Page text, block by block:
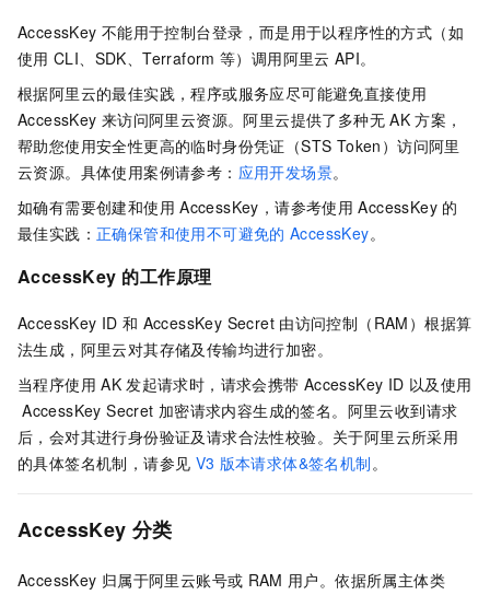
AccessKey 不能用于控制台登录，而是用于以程序性的方式（如
使用 CLI、SDK、Terraform 等）调用阿里云 API。
根据阿里云的最佳实践，程序或服务应尽可能避免直接使用
AccessKey 来访问阿里云资源。阿里云提供了多种无 AK 方案，
帮助您使用安全性更高的临时身份凭证（STS Token）访问阿里
云资源。具体使用案例请参考： 应用开发场景。
如确有需要创建和使用 AccessKey，请参考使用 AccessKey 的
最佳实践： 正确保管和使用不可避免的 AccessKey。
AccessKey 的工作原理
AccessKey ID 和 AccessKey Secret 由访问控制（RAM）根据算
法生成，阿里云对其存储及传输均进行加密。
当程序使用 AK 发起请求时，请求会携带 AccessKey ID 以及使用
AccessKey Secret 加密请求内容生成的签名。阿里云收到请求
后，会对其进行身份验证及请求合法性校验。关于阿里云所采用
的具体签名机制，请参见 V3 版本请求体&签名机制 。
AccessKey 分类
AccessKey 归属于阿里云账号或 RAM 用户。依据所属主体类